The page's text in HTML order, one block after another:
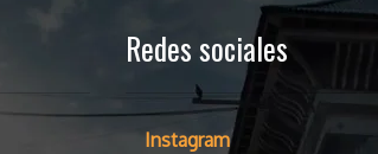
Redes sociales
Instagram